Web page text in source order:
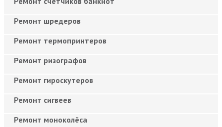
Ремонт шредеров
Ремонт термопринтеров
Ремонт ризографов
Ремонт гироскутеров
Ремонт сигвеев
Ремонт моноколёса